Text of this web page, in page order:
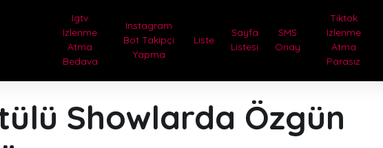
Igtv
Izlenme
Atma
Bedava
Instagram
Bot Takipçi
Yapma
Liste
Sayfa
Listesi
SMS
Onay
Tiktok
Izlenme
Atma
Parasız
Showlarda Özgün